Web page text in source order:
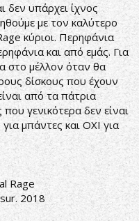
δεν υπάρχει ίχνος
με τον καλύτερο
κύριοι. Περηφάνια
και από εμάς. Για
στο μέλλον όταν θα
δίσκους που έχουν
από τα πάτρια
γενικότερα δεν είναι
μπάντες και ΟΧΙ για
Rage
2018